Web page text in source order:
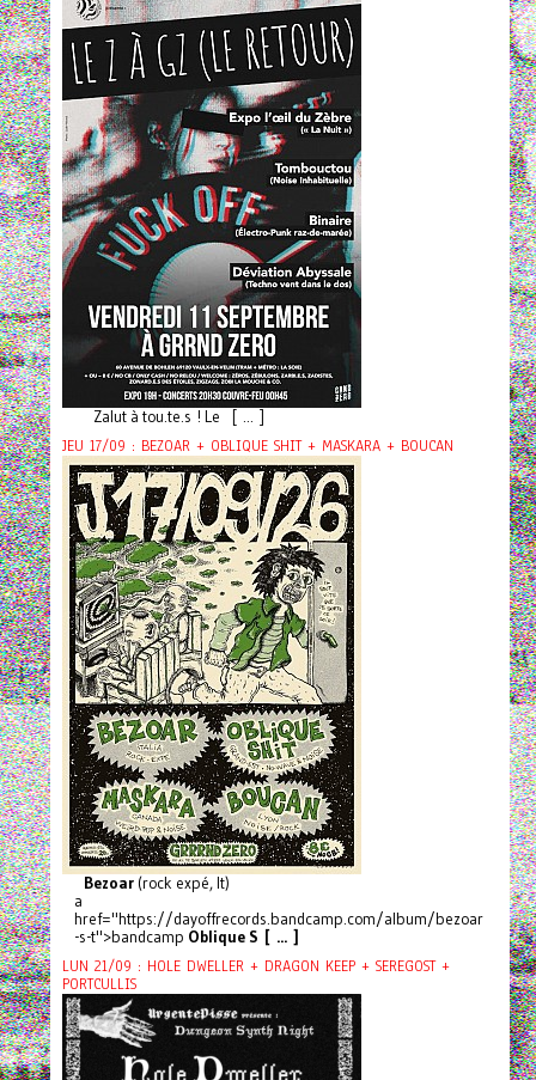
Zalut à tou.te.s ! Le [ ... ]
JEU 17/09 : BEZOAR + OBLIQUE SHIT + MASKARA + BOUCAN
Bezoar(rock expé, It)
a
href="https://dayoffrecords.bandcamp.com/album/bezoar
-s-t">bandcamp Oblique S [ ... ]
LUN 21/09 : HOLE DWELLER + DRAGON KEEP + SEREGOST +
PORTCULLIS